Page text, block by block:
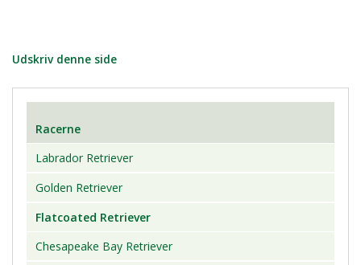
Udskriv denne side
Racerne
Labrador Retriever
Golden Retriever
Flatcoated Retriever
Chesapeake Bay Retriever